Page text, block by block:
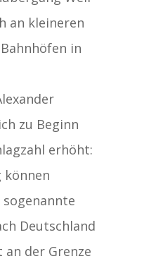
an kleineren
in
zu Beginn
erhöht:
Deutschland
der Grenze